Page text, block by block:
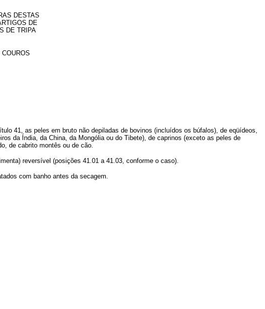
DESTAS
DE
DE TRIPA
41, as peles em bruto não depiladas de bovinos (incluídos os búfalos), de eqüídeos,
da Índia, da China, da Mongólia ou do Tibete), de caprinos (exceto as peles de
de cabrito montês ou de cão.
reversível (posições 41.01 a 41.03, conforme o caso).
com banho antes da secagem.